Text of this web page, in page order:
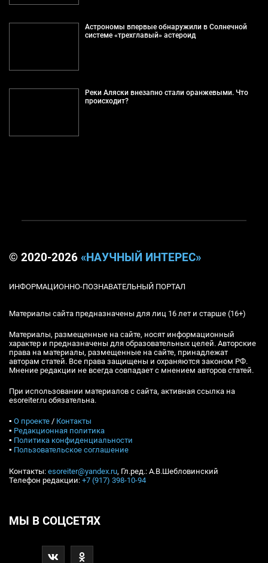
Астрономы впервые обнаружили в Солнечной
системе «трехглавый» астероид
Реки Аляски внезапно стали оранжевыми. Что
происходит?
© 2020-2026 «НАУЧНЫЙ ИНТЕРЕС»
ИНФОРМАЦИОННО-ПОЗНАВАТЕЛЬНЫЙ ПОРТАЛ
Материалы сайта предназначены для лиц 16 лет и старше (16+)
Материалы, размещенные на сайте, носят информационный
характер и предназначены для образовательных целей. Авторские
права на материалы, размещенные на сайте, принадлежат
авторам статей. Все права защищены и охраняются законом РФ.
Мнение редакции не всегда совпадает с мнением авторов статей.
При использовании материалов с сайта, активная ссылка на
esoreiter.ru обязательна.
▪ О проекте / Контакты
▪ Редакционная политика
▪ Политика конфиденциальности
▪ Пользовательское соглашение
Контакты: esoreiter@yandex.ru, Гл.ред.: А.В.Шебловинский
Телефон редакции: +7 (917) 398-10-94
МЫ В СОЦСЕТЯХ